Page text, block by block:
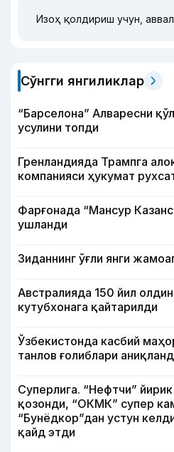
Изоҳ қолдириш учун, аввал
Сўнгги янгиликлар
“Барселона” Алваресни
усулини топди
Гренландияда Трампга
компанияси ҳукумат
Фарғонада “Мансур
ушланди
Зиданнинг ўғли янги
Австралияда 150 йил
кутубхонага қайтарилди
Ўзбекистонда касбий
танлов ғолиблари
Суперлига. “Нефтчи”
қозонди, “ОКМК” супер
“Бунёдкор”дан устун
қайд этди